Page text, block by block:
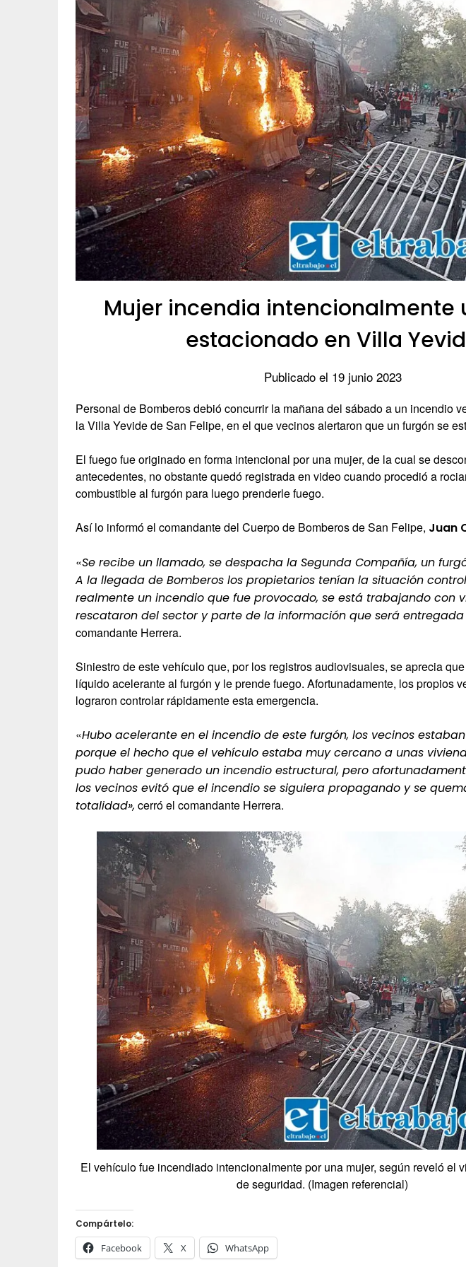
Mujer incendia intencionalmente
estacionado en Villa
Publicado el 19 junio 2023
Personal de Bomberos debió concurrir la mañana del sábado a un incendio
la Villa Yevide de San Felipe, en el que vecinos alertaron que un furgón se
El fuego fue originado en forma intencional por una mujer, de la cual se
antecedentes, no obstante quedó registrada en video cuando procedió a
combustible al furgón para luego prenderle fuego.
Así lo informó el comandante del Cuerpo de Bomberos de San Felipe, Juan
«Se recibe un llamado, se despacha la Segunda Compañía, un
A la llegada de Bomberos los propietarios tenían la situación
realmente un incendio que fue provocado, se está trabajando con
rescataron del sector y parte de la información que será entregada
comandante Herrera.
Siniestro de este vehículo que, por los registros audiovisuales, se aprecia
líquido acelerante al furgón y le prende fuego. Afortunadamente, los propios
lograron controlar rápidamente esta emergencia.
«Hubo acelerante en el incendio de este furgón, los vecinos
porque el hecho que el vehículo estaba muy cercano a unas
pudo haber generado un incendio estructural, pero
los vecinos evitó que el incendio se siguiera propagando y se
totalidad», cerró el comandante Herrera.
El vehículo fue incendiado intencionalmente por una mujer, según reveló el
de seguridad. (Imagen referencial)
Compártelo:
Facebook X WhatsApp